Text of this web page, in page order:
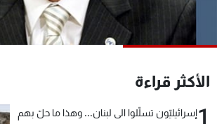
الأكثر قراءة
1إسرائيليّون تسلّلوا الى لبنان... وهذا ما حلّ بهم
شاهد البرامج
الترددات
عن MTV
الإنـتـاج
شروط الإسـتخدام
سياسة الخصوصية